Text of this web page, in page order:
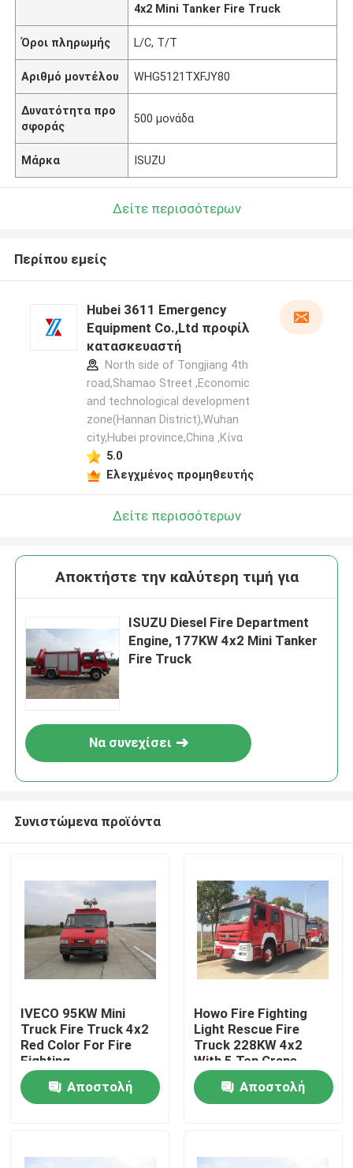
Σπίτι
Περίπου εμείς
4x2 Mini Tanker Fire Truck
Όροι πληρωμής L/C, T/T
Αριθμό μοντέλου WHG5121TXFJY80
Δυνατότητα προ
σφοράς
500 μονάδα
Μάρκα ISUZU
Δείτε περισσότερων
Περίπου εμείς
Hubei 3611 Emergency
Equipment Co.,Ltd προφίλ
κατασκευαστή
North side of Tongjiang 4th
road,Shamao Street ,Economic
and technological development
zone(Hannan District),Wuhan
city,Hubei province,China ,Κίνα
5.0
Ελεγχμένος προμηθευτής
Δείτε περισσότερων
Αποκτήστε την καλύτερη τιμή για
ISUZU Diesel Fire Department
Engine, 177KW 4x2 Mini Tanker
Fire Truck
Να συνεχίσει
Συνιστώμενα προϊόντα
IVECO 95KW Mini
Truck Fire Truck 4x2
Red Color For Fire
Fighting
Αποστολή
Howo Fire Fighting
Light Rescue Fire
Truck 228KW 4x2
With 5 Ton Crane
Αποστολή